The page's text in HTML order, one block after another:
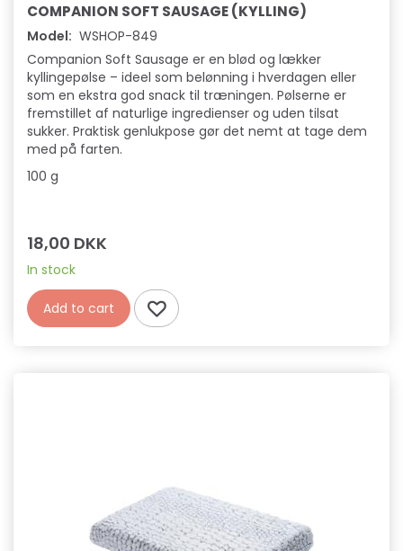
COMPANION SOFT SAUSAGE (KYLLING)
Model: WSHOP-849
Companion Soft Sausage er en blød og lækker
kyllingepølse – ideel som belønning i hverdagen eller
som en ekstra god snack til træningen. Pølserne er
fremstillet af naturlige ingredienser og uden tilsat
sukker. Praktisk genlukpose gør det nemt at tage dem
med på farten.
100 g
18,00 DKK
In stock
Add to cart